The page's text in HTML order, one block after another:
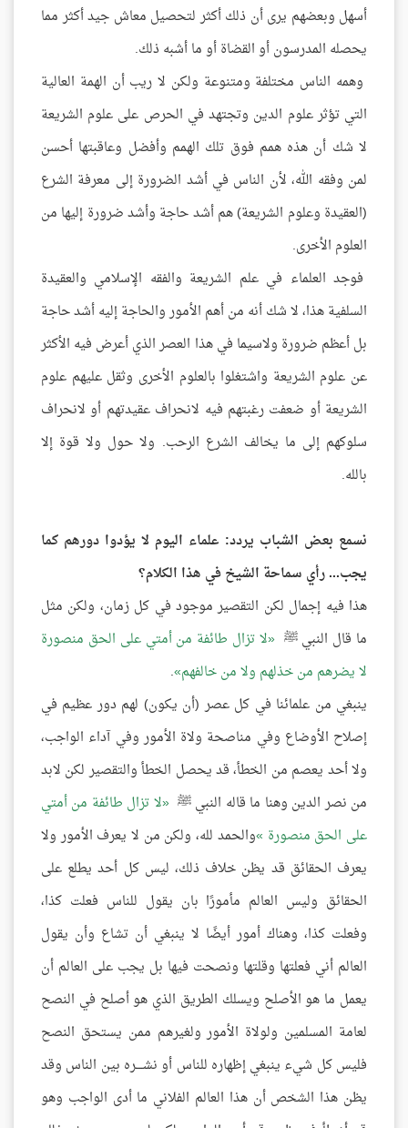
أسهل وبعضهم يرى أن ذلك أكثر لتحصيل معاش جيد أكثر مما
يحصله المدرسون أو القضاة أو ما أشبه ذلك.
وهمه الناس مختلفة ومتنوعة ولكن لا ريب أن الهمة العالية
التي تؤثر علوم الدين وتجتهد في الحرص على علوم الشريعة
لا شك أن هذه همم فوق تلك الهمم وأفضل وعاقبتها أحسن
لمن وفقه الله، لأن الناس في أشد الضرورة إلى معرفة الشرع
(العقيدة وعلوم الشريعة) هم أشد حاجة وأشد ضرورة إليها من
العلوم الأخرى.
فوجد العلماء في علم الشريعة والفقه الإسلامي والعقيدة
السلفية هذا، لا شك أنه من أهم الأمور والحاجة إليه أشد حاجة
بل أعظم ضرورة ولاسيما في هذا العصر الذي أعرض فيه الأكثر
عن علوم الشريعة واشتغلوا بالعلوم الأخرى وثقل عليهم علوم
الشريعة أو ضعفت رغبتهم فيه لانحراف عقيدتهم أو لانحراف
سلوكهم إلى ما يخالف الشرع الرحب. ولا حول ولا قوة إلا
بالله.
نسمع بعض الشباب يردد: علماء اليوم لا يؤدوا دورهم كما
يجب... رأي سماحة الشيخ في هذا الكلام؟
هذا فيه إجمال لكن التقصير موجود في كل زمان، ولكن مثل
ما قال النبي ﷺ لا تزال طائفة من أمتي على الحق منصورة
لا يضرهم من خذلهم ولا من خالفهم .
ينبغي من علمائنا في كل عصر (أن يكون) لهم دور عظيم في
إصلاح الأوضاع وفي مناصحة ولاة الأمور وفي آداء الواجب،
ولا أحد يعصم من الخطأ، قد يحصل الخطأ والتقصير لكن لابد
من نصر الدين وهنا ما قاله النبي ﷺ لا تزال طائفة من أمتي
على الحق منصورة والحمد لله، ولكن من لا يعرف الأمور ولا
يعرف الحقائق قد يظن خلاف ذلك، ليس كل أحد يطلع على
الحقائق وليس العالم مأمورًا بان يقول للناس فعلت كذا،
وفعلت كذا، وهناك أمور أيضًا لا ينبغي أن تشاع وأن يقول
العالم أني فعلتها وقلتها ونصحت فيها بل يجب على العالم أن
يعمل ما هو الأصلح ويسلك الطريق الذي هو أصلح في النصح
لعامة المسلمين ولولاة الأمور ولغيرهم ممن يستحق النصح
فليس كل شيء ينبغي إظهاره للناس أو نشــــره بين الناس وقد
يظن هذا الشخص أن هذا العالم الفلاني ما أدى الواجب وهو